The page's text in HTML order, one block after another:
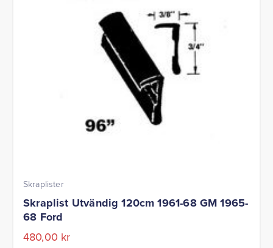
Skraplister
Skraplist Utvändig 120cm 1961-68 GM 1965-
68 Ford
480,00 kr